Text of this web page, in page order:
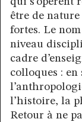
être de nature
fortes. Le
niveau
cadre
colloques : en
l’histoire, la
Retour à ne